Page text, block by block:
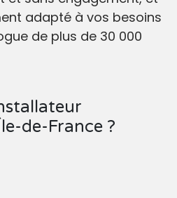
adapté à vos besoins
de plus de 30 000
de-France ?